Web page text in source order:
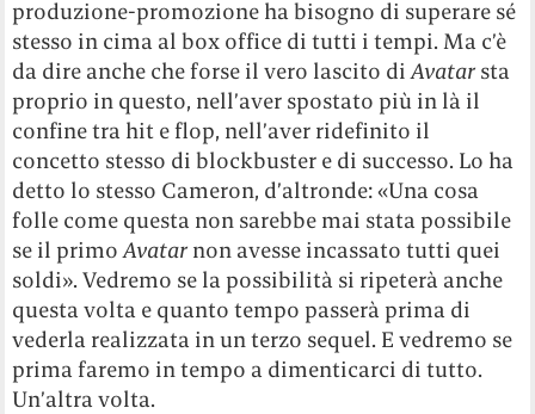
produzione-promozione ha bisogno di superare sé
stesso in cima al box office di tutti i tempi. Ma c’è
da dire anche che forse il vero lascito diAvatar sta
proprio in questo, nell’aver spostato più in là il
confine tra hit e flop, nell’aver ridefinito il
concetto stesso di blockbuster e di successo. Lo ha
detto lo stesso Cameron, d’altronde: «Una cosa
folle come questa non sarebbe mai stata possibile
se il primoAvatar non avesse incassato tutti quei
soldi». Vedremo se la possibilità si ripeterà anche
questa volta e quanto tempo passerà prima di
vederla realizzata in un terzo sequel. E vedremo se
prima faremo in tempo a dimenticarci di tutto.
Un’altra volta.